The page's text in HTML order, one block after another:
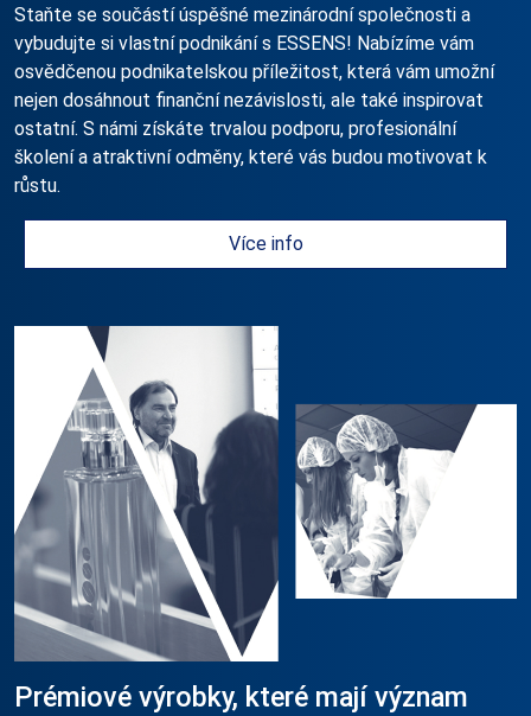
Staňte se součástí úspěšné mezinárodní společnosti a
vybudujte si vlastní podnikání s ESSENS! Nabízíme vám
osvědčenou podnikatelskou příležitost, která vám umožní
nejen dosáhnout finanční nezávislosti, ale také inspirovat
ostatní. S námi získáte trvalou podporu, profesionální
školení a atraktivní odměny, které vás budou motivovat k
růstu.
Více info
Prémiové výrobky, které mají význam